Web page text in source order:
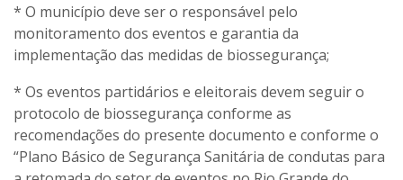
* O município deve ser o responsável pelo
monitoramento dos eventos e garantia da
implementação das medidas de biossegurança;
* Os eventos partidários e eleitorais devem seguir o
protocolo de biossegurança conforme as
recomendações do presente documento e conforme o
“Plano Básico de Segurança Sanitária de condutas para